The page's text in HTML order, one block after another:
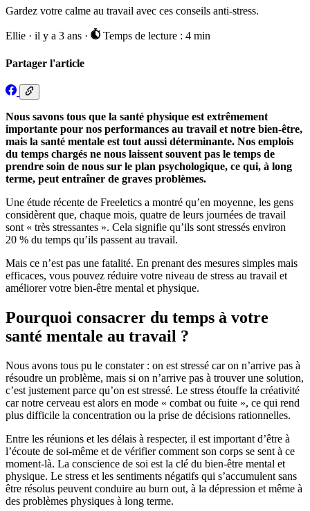
Gardez votre calme au travail avec ces conseils anti-stress.
Ellie · il y a 3 ans · Temps de lecture : 4 min
Partager l'article
Nous savons tous que la santé physique est extrêmement
importante pour nos performances au travail et notre bien-être,
mais la santé mentale est tout aussi déterminante. Nos emplois
du temps chargés ne nous laissent souvent pas le temps de
prendre soin de nous sur le plan psychologique, ce qui, à long
terme, peut entraîner de graves problèmes.
Une étude récente de Freeletics a montré qu’en moyenne, les gens
considèrent que, chaque mois, quatre de leurs journées de travail
sont « très stressantes ». Cela signifie qu’ils sont stressés environ
20 % du temps qu’ils passent au travail.
Mais ce n’est pas une fatalité. En prenant des mesures simples mais
efficaces, vous pouvez réduire votre niveau de stress au travail et
améliorer votre bien-être mental et physique.
Pourquoi consacrer du temps à votre
santé mentale au travail ?
Nous avons tous pu le constater : on est stressé car on n’arrive pas à
résoudre un problème, mais si on n’arrive pas à trouver une solution,
c’est justement parce qu’on est stressé. Le stress étouffe la créativité
car notre cerveau est alors en mode « combat ou fuite », ce qui rend
plus difficile la concentration ou la prise de décisions rationnelles.
Entre les réunions et les délais à respecter, il est important d’être à
l’écoute de soi-même et de vérifier comment son corps se sent à ce
moment-là. La conscience de soi est la clé du bien-être mental et
physique. Le stress et les sentiments négatifs qui s’accumulent sans
être résolus peuvent conduire au burn out, à la dépression et même à
des problèmes physiques à long terme.